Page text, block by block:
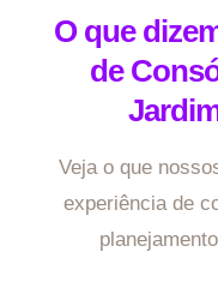
O que
de
Veja o que
experiência de